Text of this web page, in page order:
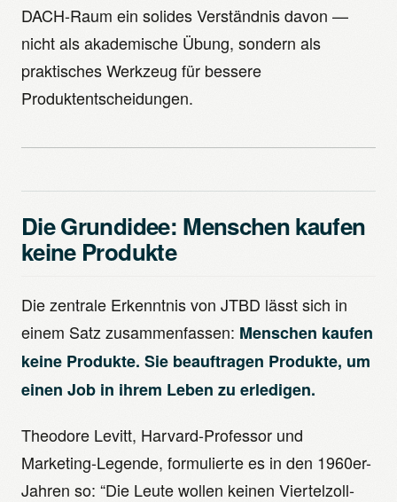
DACH-Raum ein solides Verständnis davon —
nicht als akademische Übung, sondern als
praktisches Werkzeug für bessere
Produktentscheidungen.
Die Grundidee: Menschen kaufen
keine Produkte
Die zentrale Erkenntnis von JTBD lässt sich in
einem Satz zusammenfassen: Menschen kaufen
keine Produkte. Sie beauftragen Produkte, um
einen Job in ihrem Leben zu erledigen.
Theodore Levitt, Harvard-Professor und
Marketing-Legende, formulierte es in den 1960er-
Jahren so: “Die Leute wollen keinen Viertelzoll-